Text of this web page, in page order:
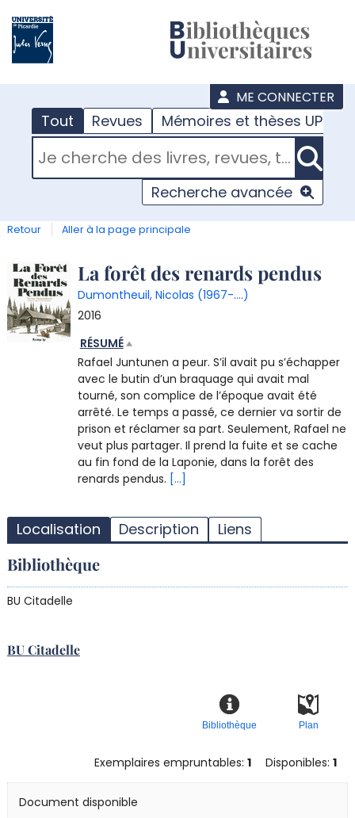
ME CONNECTER
Tout Revues Mémoires et thèses UPJV
RECHERCHER DANS "TOUT"
Recherche avancée
Retour Aller à la page principale
Détail
document
La forêt des renards pendus
Dumontheuil, Nicolas (1967-....)
2016
RÉSUMÉ
Rafael Juntunen a peur. S’il avait pu s’échapper
avec le butin d’un braquage qui avait mal
tourné, son complice de l’époque avait été
arrêté. Le temps a passé, ce dernier va sortir de
prison et réclamer sa part. Seulement, Rafael ne
veut plus partager. Il prend la fuite et se cache
au fin fond de la Laponie, dans la forêt des
renards pendus. [...]
Localisation Description Liens
Bibliothèque
BU Citadelle
BU Citadelle
Plan
Bibliothèque
Exemplaires empruntables:1 Disponibles:1
Document disponible